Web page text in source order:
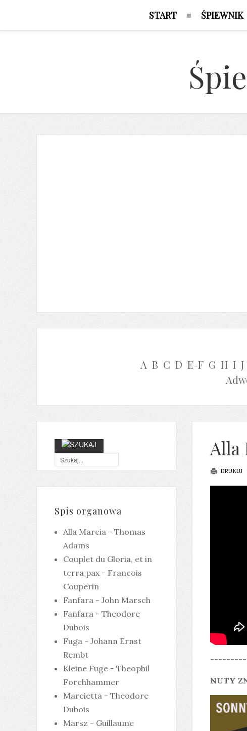
START ŚPIEWNIK
A B C D E-F G H I J
Spis organowa
Alla Marcia - Thomas
Adams
Couplet du Gloria, et in
terra pax - Francois
Couperin
Fanfara - John Marsch
Fanfara - Theodore
Dubois
Fuga - Johann Ernst
Rembt
Kleine Fuge - Theophil
Forchhammer
Marcietta - Theodore
Dubois
Marsz - Guillaume
Alla
DRUKUJ
NUTY